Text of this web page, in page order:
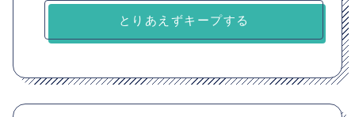
とりあえずキープする